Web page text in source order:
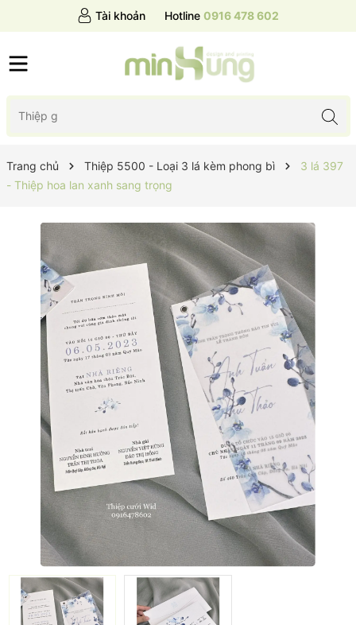
Tài khoản Hotline 0916 478 602
Trang chủ Thiệp 5500 - Loại 3 lá kèm phong bì
3 lá 397
- Thiệp hoa lan xanh sang trọng